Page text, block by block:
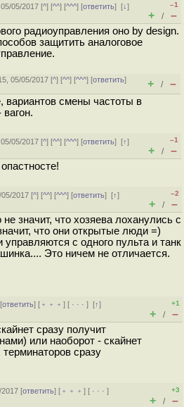
05/2017 [^] [^^] [^^^] [ответить][↓]
–1
+ / –
радиоуправления оно by design.
защитить аналоговое
05/05/2017 [^] [^^] [^^^] [ответить]
+ / –
вариантов смены частоты в
05/2017 [^] [^^] [^^^] [ответить][↑]
–1
+ / –
2017 [^] [^^] [^^^] [ответить][↑]
–2
+ / –
значит, что хозяева лоханулись с
что они открытые люди =)
управляются с одного пульта и танк
Это ничем не отличается.
ответить] [ ﹢﹢﹢] [ · · ·][↑]
+1
+ / –
сразу получит
или наоборот - скайнет
терминаторов сразу
[ответить] [ ﹢﹢﹢] [ · · ·]
+3
+ / –